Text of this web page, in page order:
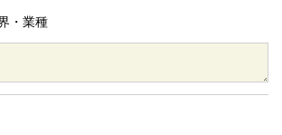
・業種